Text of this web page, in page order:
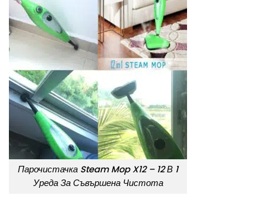
Парочистачка Steam Mop X12 – 12 В 1
Уреда За Съвършена Чистота